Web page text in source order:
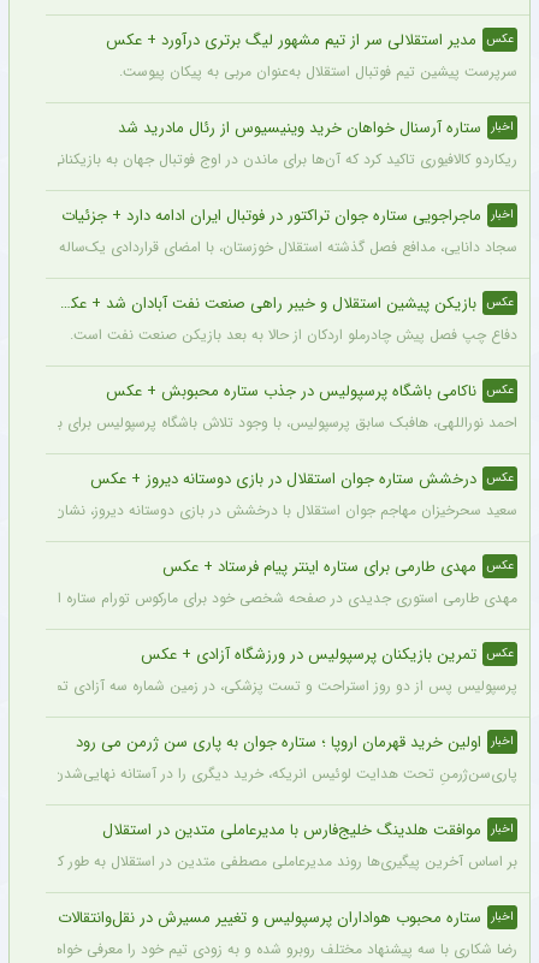
عکس مدیر استقلالی سر از تیم مشهور لیگ برتری درآورد + عکس
سرپرست پیشین تیم فوتبال استقلال به‌عنوان مربی به پیکان پیوست.
اخبار ستاره آرسنال خواهان خرید وینیسیوس از رئال مادرید شد
ریکاردو کالافیوری تاکید کرد که آن‌ها برای ماندن در اوج فوتبال جهان به بازیکنانی در
اخبار ماجراجویی ستاره جوان تراکتور در فوتبال ایران ادامه دارد + جزئیات
سجاد دانایی، مدافع فصل گذشته استقلال خوزستان، با امضای قراردادی یک‌ساله بار
عکس بازیکن پیشین استقلال و خیبر راهی صنعت نفت آبادان شد + عکس
دفاع چپ فصل پیش چادرملو اردکان از حالا به بعد بازیکن صنعت نفت است.
عکس ناکامی باشگاه پرسپولیس در جذب ستاره محبوبش + عکس
احمد نوراللهی، هافبک سابق پرسپولیس، با وجود تلاش باشگاه پرسپولیس برای بازگشت
عکس درخشش ستاره جوان استقلال در بازی دوستانه دیروز + عکس
سعید سحرخیزان مهاجم جوان استقلال با درخشش در بازی دوستانه دیروز، نشان داد
عکس مهدی طارمی برای ستاره اینتر پیام فرستاد + عکس
مهدی طارمی استوری جدیدی در صفحه شخصی خود برای مارکوس تورام ستاره اینتر
عکس تمرین بازیکنان پرسپولیس در ورزشگاه آزادی + عکس
پرسپولیس پس از دو روز استراحت و تست پزشکی، در زمین شماره سه آزادی تمرین کرد.
اخبار اولین خرید قهرمان اروپا ؛ ستاره جوان به پاری سن ژرمن می رود
پاری‌سن‌ژرمنِ تحت هدایت لوئیس انریکه، خرید دیگری را در آستانه نهایی‌شدن دارد.
اخبار موافقت هلدینگ خلیج‌فارس با مدیرعاملی متدین در استقلال
بر اساس آخرین پیگیری‌ها روند مدیرعاملی مصطفی متدین در استقلال به طور کامل
اخبار ستاره محبوب هواداران پرسپولیس و تغییر مسیرش در نقل‌وانتقالات
رضا شکاری با سه پیشنهاد مختلف روبرو شده و به زودی تیم خود را معرفی خواهد کرد.